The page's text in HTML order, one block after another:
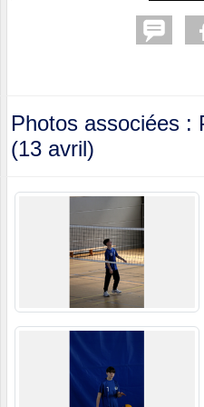
Photos associées :
(13 avril)